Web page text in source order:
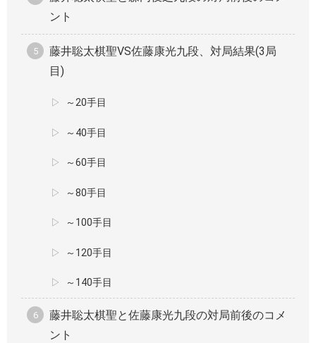
ント
藤井聡太棋聖VS佐藤康光九段、対局結果(3局
目)
～20手目
～40手目
～60手目
～80手目
～100手目
～120手目
～140手目
藤井聡太棋聖と佐藤康光九段の対局前後のコメ
ント